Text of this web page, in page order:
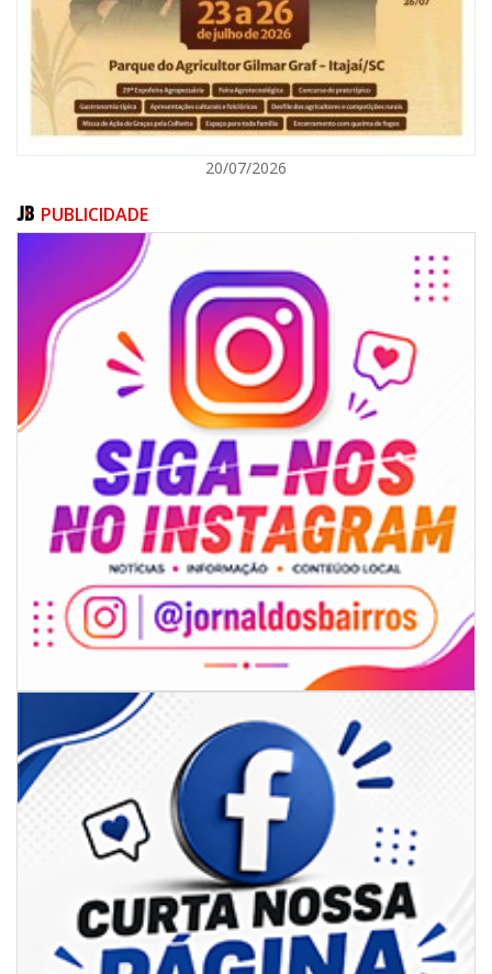
ITAJAÍ
08/08/2026 | 07:00
Limpeza de valas e ribeirões avança no interior de Itajaí
20/07/2026
PUBLICIDADE